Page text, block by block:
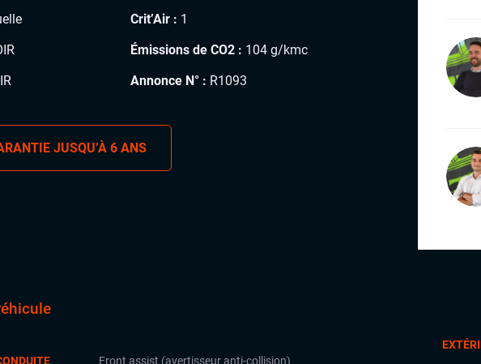
Crit’Air : 1
Émissions de CO2 : 104 g/kmc
Annonce N° : R1093
JUSQU’À 6 ANS
Front assist (avertisseur anti-collision)